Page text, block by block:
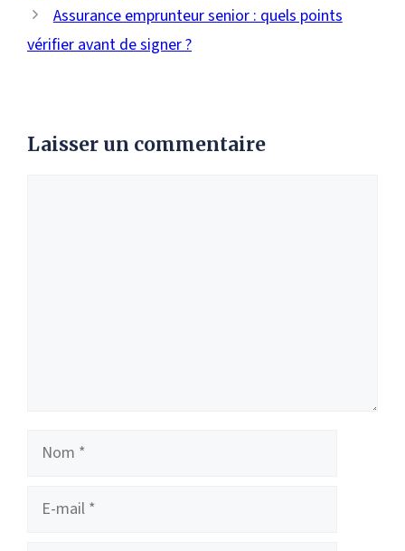
Assurance emprunteur senior : quels points
vérifier avant de signer ?
Laisser un commentaire
Nom